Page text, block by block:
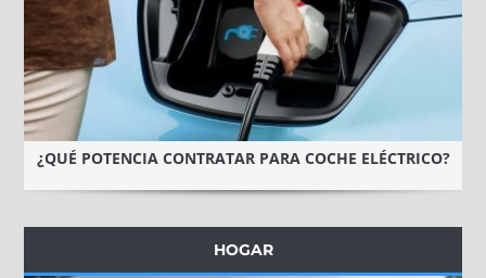
¿QUÉ POTENCIA CONTRATAR PARA COCHE ELÉCTRICO?
HOGAR